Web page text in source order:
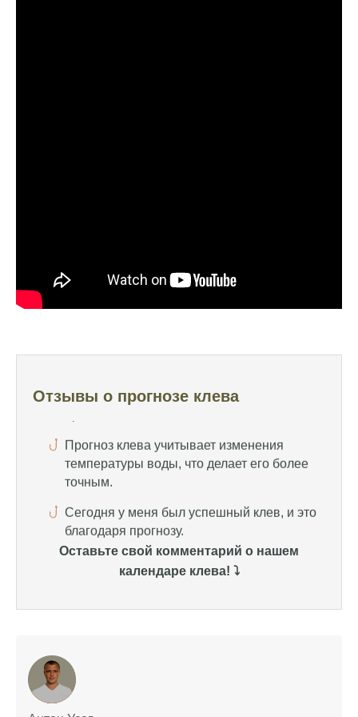
Отзывы о прогнозе клева
точным.
благодаря прогнозу.
Прогноз клева на сайте всегда актуален и
рыбалки в Москве и области.
Я скачал приложение и теперь всегда
знаю, когда клюет рыба.
Учитывайте фазы луны при планировании
рыбалки и проверяйте прогноз клева.
Находитесь в Московской области? Это
Оставьте свой комментарий о нашем
календаре клева! ⤵️